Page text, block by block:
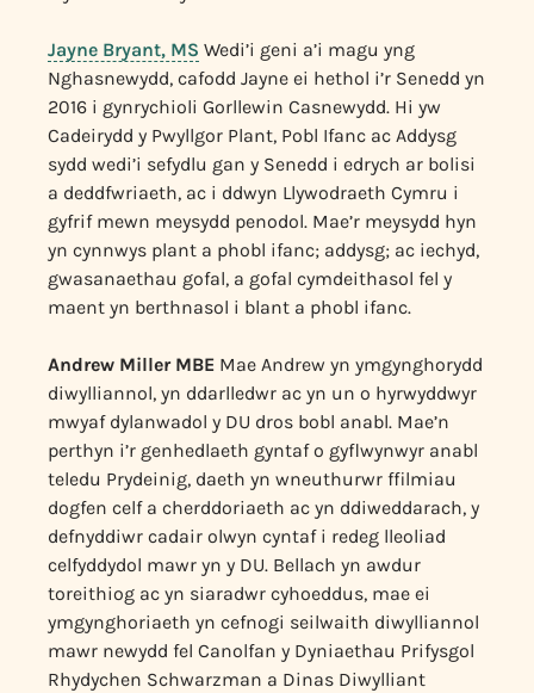
Jayne Bryant, MS Wedi’i geni a’i magu yng
Nghasnewydd, cafodd Jayne ei hethol i’r Senedd yn
2016 i gynrychioli Gorllewin Casnewydd. Hi yw
Cadeirydd y Pwyllgor Plant, Pobl Ifanc ac Addysg
sydd wedi’i sefydlu gan y Senedd i edrych ar bolisi
a deddfwriaeth, ac i ddwyn Llywodraeth Cymru i
gyfrif mewn meysydd penodol. Mae’r meysydd hyn
yn cynnwys plant a phobl ifanc; addysg; ac iechyd,
gwasanaethau gofal, a gofal cymdeithasol fel y
maent yn berthnasol i blant a phobl ifanc.
Andrew Miller MBE Mae Andrew yn ymgynghorydd
diwylliannol, yn ddarlledwr ac yn un o hyrwyddwyr
mwyaf dylanwadol y DU dros bobl anabl. Mae’n
perthyn i’r genhedlaeth gyntaf o gyflwynwyr anabl
teledu Prydeinig, daeth yn wneuthurwr ffilmiau
dogfen celf a cherddoriaeth ac yn ddiweddarach, y
defnyddiwr cadair olwyn cyntaf i redeg lleoliad
celfyddydol mawr yn y DU. Bellach yn awdur
toreithiog ac yn siaradwr cyhoeddus, mae ei
ymgynghoriaeth yn cefnogi seilwaith diwylliannol
mawr newydd fel Canolfan y Dyniaethau Prifysgol
Rhydychen Schwarzman a Dinas Diwylliant